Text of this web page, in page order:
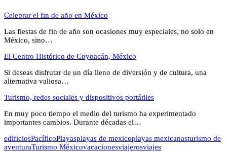
Celebrar el fin de año en México
Las fiestas de fin de año son ocasiones muy especiales, no solo en
México, sino…
El Centro Histórico de Coyoacán, México
Si deseas disfrutar de un día lleno de diversión y de cultura, una
alternativa valiosa…
Turismo, redes sociales y dispositivos portátiles
En muy poco tiempo el medio del turismo ha experimentado
importantes cambios. Durante décadas el…
edificiosPacíficoPlayasplayas de mexicoplayas mexicanasturismo de
aventuraTurismo Méxicovacacionesviajerosviajes